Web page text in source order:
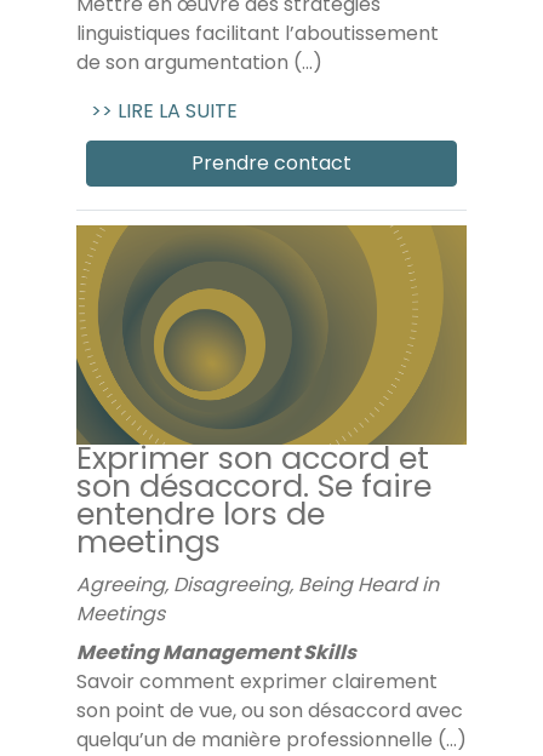
linguistiques facilitant l’aboutissement
de son argumentation (...)
>> LIRE LA SUITE
Prendre contact
Exprimer son accord et
son désaccord. Se faire
entendre lors de
meetings
Agreeing, Disagreeing, Being Heard in
Meetings
Meeting Management Skills
Savoir comment exprimer clairement
son point de vue, ou son désaccord avec
quelqu’un de manière professionnelle (...)